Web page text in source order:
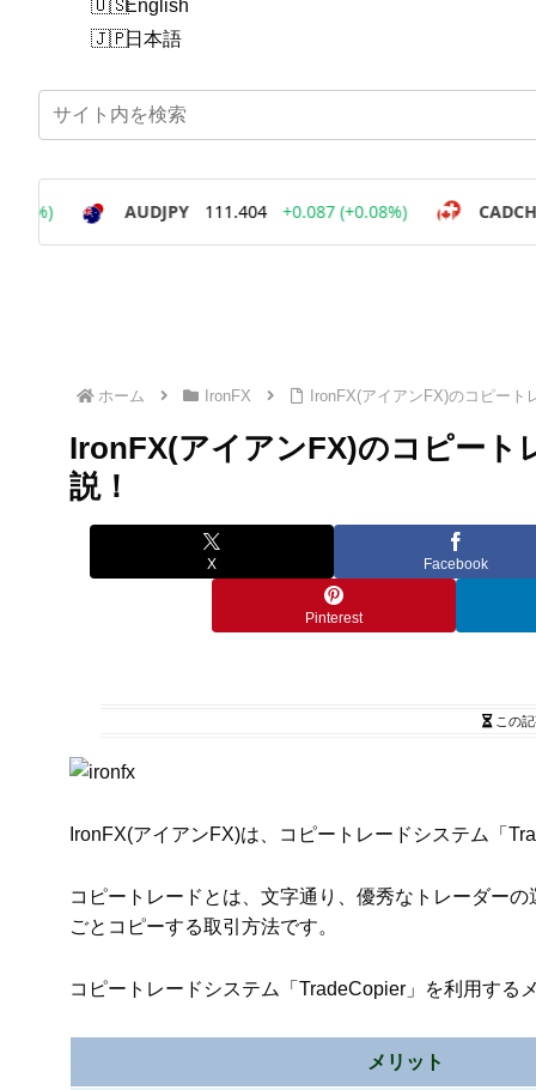
English
日本語
ホーム IronFX IronFX(アイアンFX)のコピート
IronFX(アイアンFX)のコピート
説！
X Facebook
Pinterest
この
IronFX(アイアンFX)は、コピートレードシステム「
コピートレードとは、文字通り、優秀なトレーダー
ごとコピーする取引方法です。
コピートレードシステム「TradeCopier」を利用する
メリット